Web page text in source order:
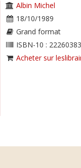
Albin Michel
18/10/1989
Grand format
ISBN-10 :
Acheter sur